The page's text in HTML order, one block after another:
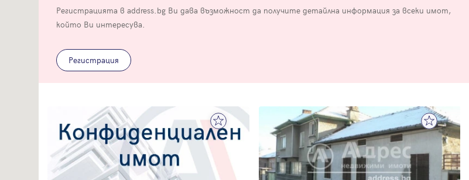
Регистрацията в address.bg Ви дава възможност да получите детайлна информация за всеки имот,
който Ви интересува.
Регистрация
Проверете имейл адрес си, за да активирате
Очаквайте скоро да се свържем с вас!
Продължи с Google
или влезте с имейл